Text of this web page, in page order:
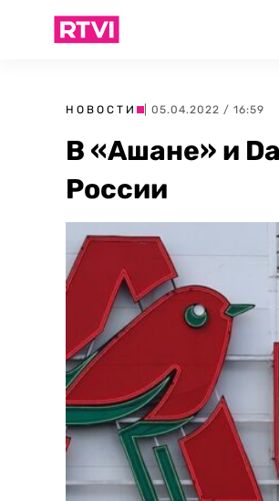
НОВОСТИ | 05.04.2022 / 16:59
В «Ашане» и
России